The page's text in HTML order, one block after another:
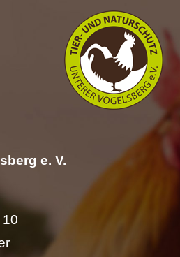
e. V.